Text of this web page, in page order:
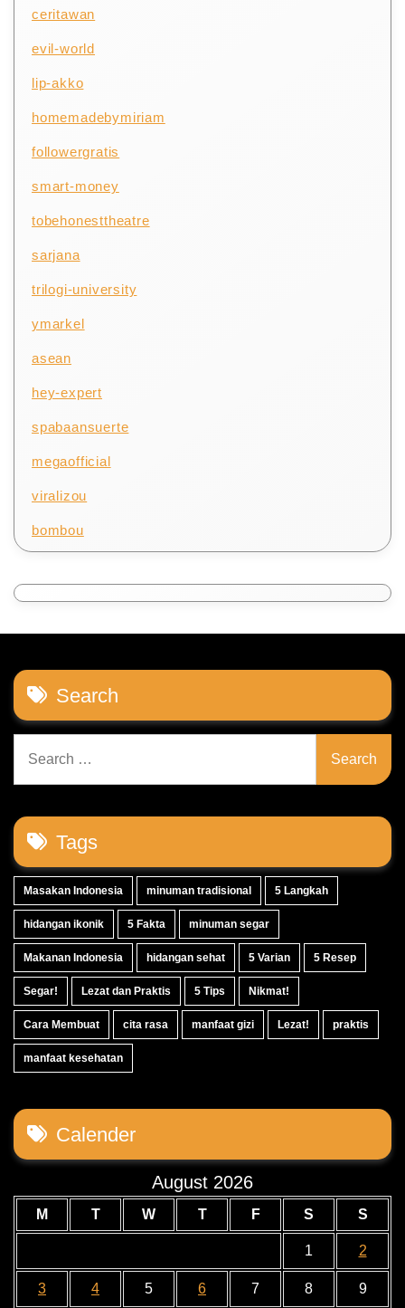
ceritawan
evil-world
lip-akko
homemadebymiriam
followergratis
smart-money
tobehonesttheatre
sarjana
trilogi-university
ymarkel
asean
hey-expert
spabaansuerte
megaofficial
viralizou
bombou
Search
for:
Tags
Masakan Indonesia minuman tradisional 5 Langkah
hidangan ikonik 5 Fakta minuman segar
Makanan Indonesia hidangan sehat 5 Varian 5 Resep
Segar! Lezat dan Praktis 5 Tips Nikmat!
Cara Membuat cita rasa manfaat gizi Lezat! praktis
manfaat kesehatan
Calender
August 2026
M T W T F S S
1 2
3 4 5 6 7 8 9